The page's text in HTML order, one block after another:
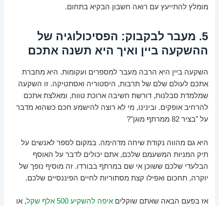
מומלץ להתייעץ עם רואה חשבון הבקיא בתחום.
5. מעבר לבקבוק: הפסיכולוגיה של
ההשקעה ביין ואיך היא תשנה אתכם
השקעה ביין היא הרבה מעבר למספרים ועקומות. היא מחברת
אתכם לעולם שלם של תרבות, היסטוריה ואסתטיקה. זו השקעה
שמלמדת סבלנות, דורשת חשיבה ארוכת טווח, ומאלצת אתכם
להרחיב אופקים. ובינינו, מי לא רוצה להישמע חכם כשהוא מדבר
על "בציר 82 ממרתף מוגן"?
היא גם מהווה נקודת שיחה מדהימה. במקום לספר לאנשים על
תיק המניות המשעמם שלכם, אתם יכולים לדבר על האוסף
הבלעדי שלכם ששוכן אי שם במרתף בבורדו. זה מוסיף נופך של
יוקרה, תחכום ואפילו קצת מסתוריות לחיים הפיננסיים שלכם.
אז בפעם הבאה שאתם שוקליםאיפה להשקיע 500 אלף שקל
, או